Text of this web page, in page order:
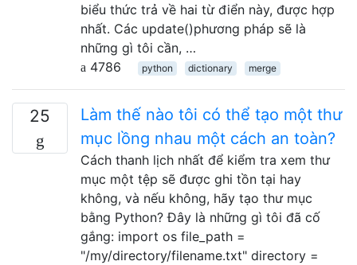
biểu thức trả về hai từ điển này, được hợp
nhất. Các update()phương pháp sẽ là
những gì tôi cần, …
4786
python dictionary merge
25
Làm thế nào tôi có thể tạo một thư
mục lồng nhau một cách an toàn?
Cách thanh lịch nhất để kiểm tra xem thư
mục một tệp sẽ được ghi tồn tại hay
không, và nếu không, hãy tạo thư mục
bằng Python? Đây là những gì tôi đã cố
gắng: import os file_path =
"/my/directory/filename.txt" directory =